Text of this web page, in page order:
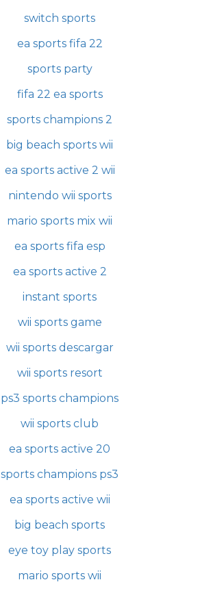
switch sports
ea sports fifa 22
sports party
fifa 22 ea sports
sports champions 2
big beach sports wii
ea sports active 2 wii
nintendo wii sports
mario sports mix wii
ea sports fifa esp
ea sports active 2
instant sports
wii sports game
wii sports descargar
wii sports resort
ps3 sports champions
wii sports club
ea sports active 20
sports champions ps3
ea sports active wii
big beach sports
eye toy play sports
mario sports wii